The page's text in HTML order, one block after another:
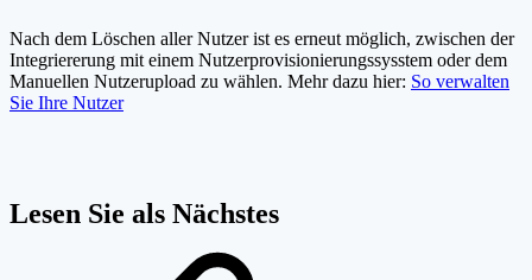
Nach dem Löschen aller Nutzer ist es erneut möglich, zwischen der
Integriererung mit einem Nutzerprovisionierungssysstem oder dem
Manuellen Nutzerupload zu wählen. Mehr dazu hier: So verwalten
Sie Ihre Nutzer
Lesen Sie als Nächstes